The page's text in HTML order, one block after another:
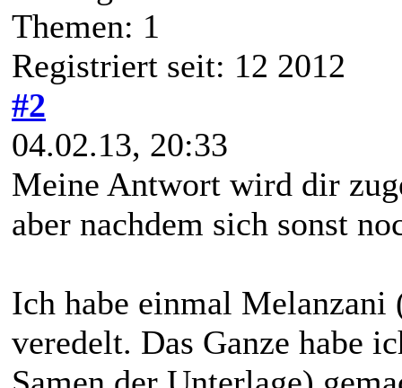
Themen: 1
Registriert seit: 12 2012
#2
04.02.13, 20:33
Meine Antwort wird dir
aber nachdem sich sonst
Ich habe einmal Melanzani
veredelt. Das Ganze habe